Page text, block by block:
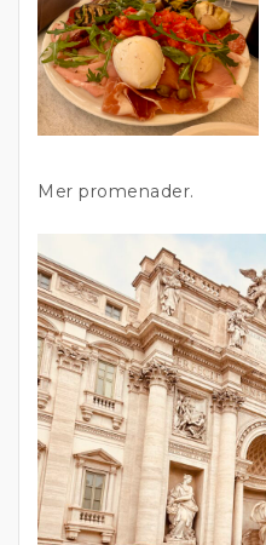
Mer promenader.